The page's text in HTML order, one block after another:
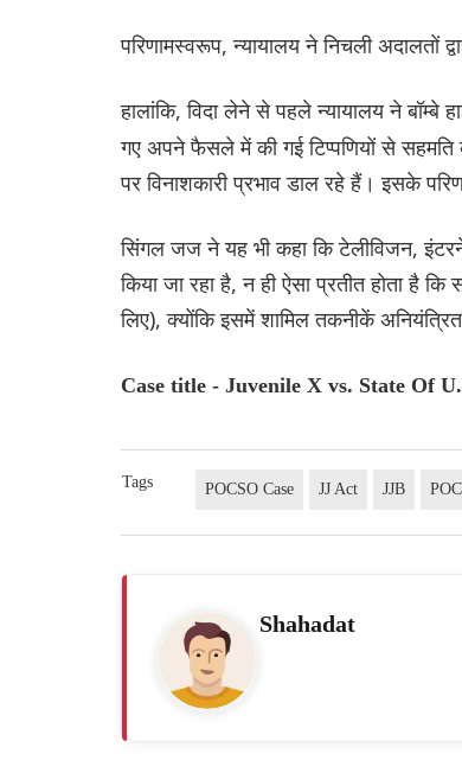
परिणामस्वरूप, न्यायालय ने निचली अदालतों
हालांकि, विदा लेने से पहले न्यायालय ने बॉम्बे
गए अपने फैसले में की गई टिप्पणियों से सहमति
पर विनाशकारी प्रभाव डाल रहे हैं। इसके
सिंगल जज ने यह भी कहा कि टेलीविजन,
किया जा रहा है, न ही ऐसा प्रतीत होता है
लिए), क्योंकि इसमें शामिल तकनीकें
Case title - Juvenile X vs. State Of
Tags POCSO Case JJ Act JJB
Shahadat